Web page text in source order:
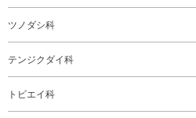
ツノダシ科
テンジクダイ科
トビエイ科